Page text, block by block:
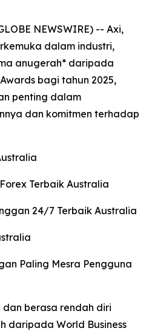
NEWSWIRE) -- Axi,
dalam industri,
anugerah* daripada
bagi tahun 2025,
penting dalam
dan komitmen terhadap
Terbaik Australia
24/7 Terbaik Australia
Paling Mesra Pengguna
berasa rendah diri
daripada World Business